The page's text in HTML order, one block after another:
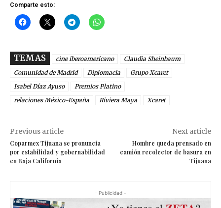
Comparte esto:
TEMAS cine iberoamericano
Claudia Sheinbaum
Comunidad de Madrid
Diplomacia
Grupo Xcaret
Isabel Díaz Ayuso
Premios Platino
relaciones México-España
Riviera Maya Xcaret
Previous article
Coparmex Tijuana se pronuncia
por estabilidad y gobernabilidad
en Baja California
Next article
Hombre queda prensado en
camión recolector de basura en
Tijuana
- Publicidad -